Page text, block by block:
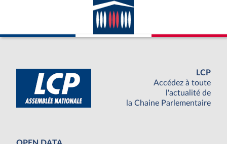
LCP
Accédez à toute
l'actualité de
la Chaine Parlementaire